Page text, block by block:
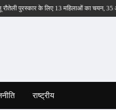
के लिए 13 महिलाओं का चयन, 35 आंगनबाड़ी
राष्ट्रीय